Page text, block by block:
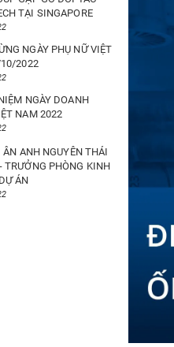
TẠI SINGAPORE
NGÀY PHỤ NỮ VIỆT
2022
NGÀY DOANH
NAM 2022
ÂN ANH NGUYÊN THÁI
TRƯỞNG PHÒNG KINH
ÁN